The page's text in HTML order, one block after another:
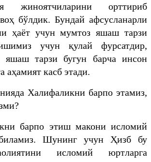
жиноятчиларини орттириб
бўлдик. Бундай афсусланарли
ҳаёт учун мумтоз яшаш тарзи
учун қулай фурсатдир,
яшаш тарзи бугун барча инсон
аҳамият касб этади.
Халифаликни барпо этамиз,
барпо этиш макони исломий
Шунинг учун Ҳизб бу
исломий юртларга